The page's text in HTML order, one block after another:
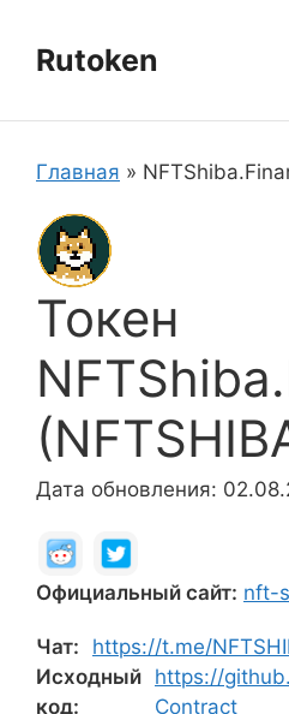
содержимому
Rutoken
Главная »
Токен
Дата обновления:
Официальный сайт: nft-
Чат:
https://t.me/
Исходный
код:
https://
Contract